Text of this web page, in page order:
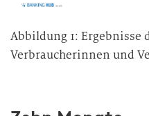
Abbildung 1: Ergebnisse
Verbraucherinnen und